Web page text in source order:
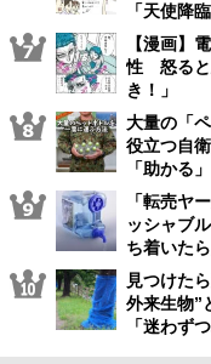
「天使降臨
【漫画】
性 怒ると
き！」
大量の「
役立つ自
「助かる」
「転売ヤ
ッシャブ
ち着いたら
見つけた
外来生物”
「迷わず